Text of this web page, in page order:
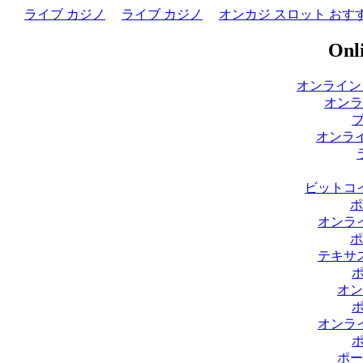
ライブ カジノ ライブ カジノ オンカジ スロット おす
オンライ
オン
オンラ
ビットコ
オンラ
テキサ
オ
オンラ
ポ